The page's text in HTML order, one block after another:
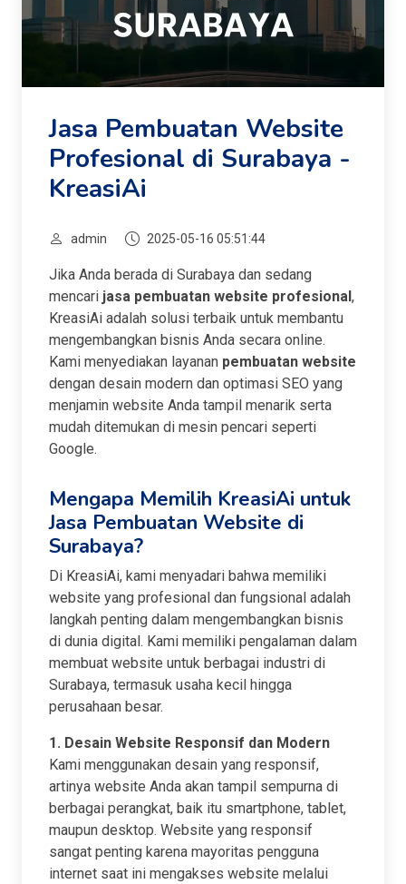
Jasa Pembuatan Website
Profesional di Surabaya -
KreasiAi
admin 2025-05-16 05:51:44
Jika Anda berada di Surabaya dan sedang
mencari jasa pembuatan website profesional,
KreasiAi adalah solusi terbaik untuk membantu
mengembangkan bisnis Anda secara online.
Kami menyediakan layanan pembuatan website
dengan desain modern dan optimasi SEO yang
menjamin website Anda tampil menarik serta
mudah ditemukan di mesin pencari seperti
Google.
Mengapa Memilih KreasiAi untuk
Jasa Pembuatan Website di
Surabaya?
Di KreasiAi, kami menyadari bahwa memiliki
website yang profesional dan fungsional adalah
langkah penting dalam mengembangkan bisnis
di dunia digital. Kami memiliki pengalaman dalam
membuat website untuk berbagai industri di
Surabaya, termasuk usaha kecil hingga
perusahaan besar.
1. Desain Website Responsif dan Modern
Kami menggunakan desain yang responsif,
artinya website Anda akan tampil sempurna di
berbagai perangkat, baik itu smartphone, tablet,
maupun desktop. Website yang responsif
sangat penting karena mayoritas pengguna
internet saat ini mengakses website melalui